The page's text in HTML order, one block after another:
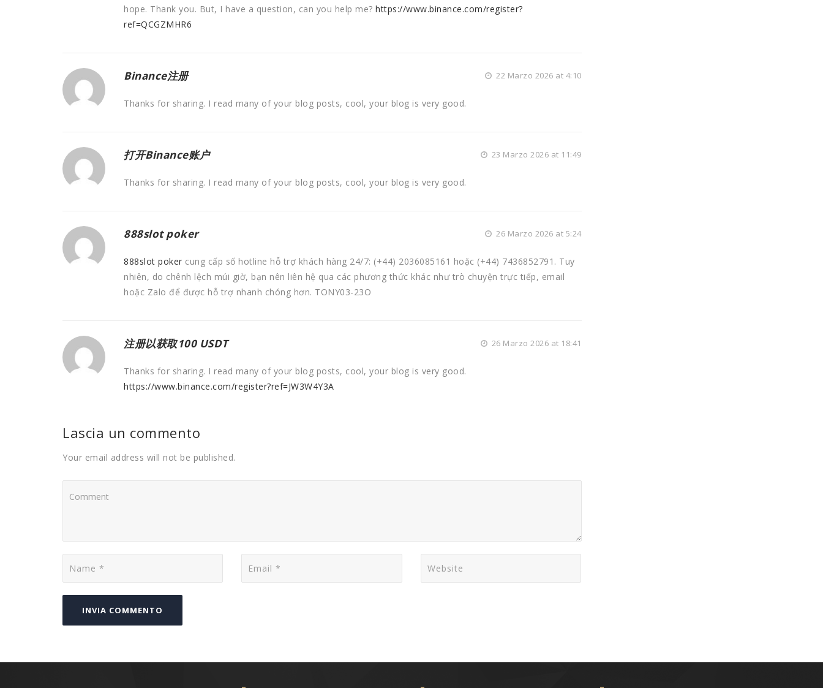
hope. Thank you. But, I have a question, can you help me? https://www.binance.com/register?
ref=QCGZMHR6
Binance注册 22 Marzo 2026 at 4:10
Thanks for sharing. I read many of your blog posts, cool, your blog is very good.
打开Binance账户 23 Marzo 2026 at 11:49
Thanks for sharing. I read many of your blog posts, cool, your blog is very good.
888slot poker 26 Marzo 2026 at 5:24
888slot poker cung cấp số hotline hỗ trợ khách hàng 24/7: (+44) 2036085161 hoặc (+44) 7436852791. Tuy
nhiên, do chênh lệch múi giờ, bạn nên liên hệ qua các phương thức khác như trò chuyện trực tiếp, email
hoặc Zalo để được hỗ trợ nhanh chóng hơn. TONY03-23O
注册以获取100 USDT 26 Marzo 2026 at 18:41
Thanks for sharing. I read many of your blog posts, cool, your blog is very good.
https://www.binance.com/register?ref=JW3W4Y3A
Lascia un commento
Your email address will not be published.